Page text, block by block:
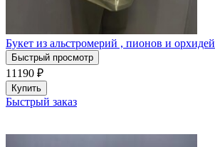
Букет из альстромерий , пионов и орхидей
Быстрый просмотр
11190 ₽
Купить
Быстрый заказ